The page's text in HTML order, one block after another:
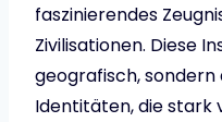
faszinierendes
Zivilisationen. Diese
geografisch,
Identitäten, die stark